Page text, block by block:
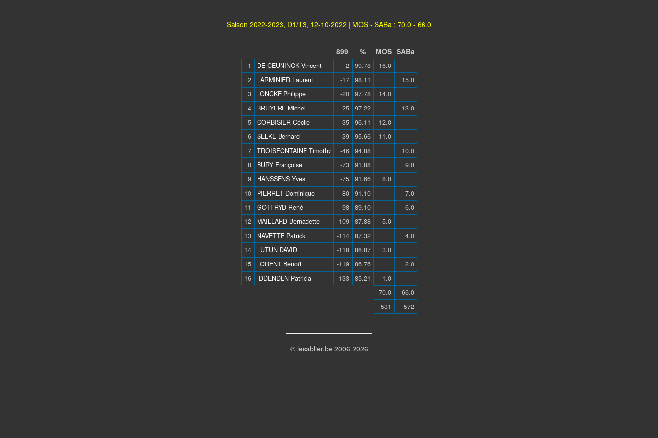
Saison 2022-2023, D1/T3, 12-10-2022 | MOS - SABa : 70.0 - 66.0
899 % MOS SABa
1 DE CEUNINCK Vincent -2 99.78
16.0
2
LARMINIER Laurent -17 98.11
15.0
3
LONCKE Philippe -20 97.78
14.0
4
BRUYERE Michel -25 97.22
13.0
5
CORBISIER Cécile -35 96.11
12.0
6
SELKE Bernard -39 95.66
11.0
7
TROISFONTAINE Timothy -46 94.88
10.0
8
BURY Françoise -73 91.88
9.0
9
HANSSENS Yves -75 91.66
8.0
10
PIERRET Dominique -80 91.10
7.0
11
GOTFRYD René -98 89.10
6.0
12
MAILLARD Bernadette -109 87.88
5.0
13
NAVETTE Patrick -114 87.32
4.0
14
LUTUN DAVID -118 86.87
3.0
15
LORENT Benoît -119 86.76
2.0
16
IDDENDEN Patricia -133 85.21
1.0
70.0
66.0
-531
-572
© lesablier.be 2006-2026